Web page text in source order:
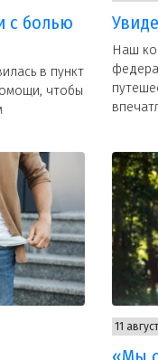
с болью
в пункт
чтобы
Наш
11